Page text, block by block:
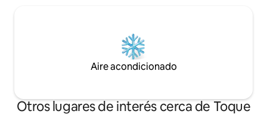
Aire acondicionado
Otros lugares de interés cerca de Toque